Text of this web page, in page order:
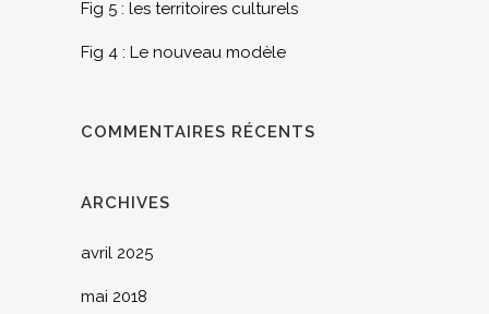
Fig 5 : les territoires culturels
Fig 4 : Le nouveau modèle
COMMENTAIRES RÉCENTS
ARCHIVES
avril 2025
mai 2018